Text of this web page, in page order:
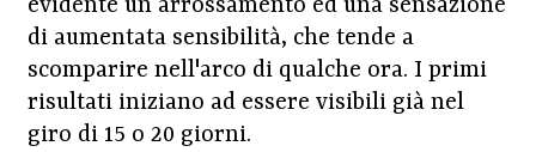
evidente un arrossamento ed una sensazione
di aumentata sensibilità, che tende a
scomparire nell'arco di qualche ora. I primi
risultati iniziano ad essere visibili già nel
giro di 15 o 20 giorni.